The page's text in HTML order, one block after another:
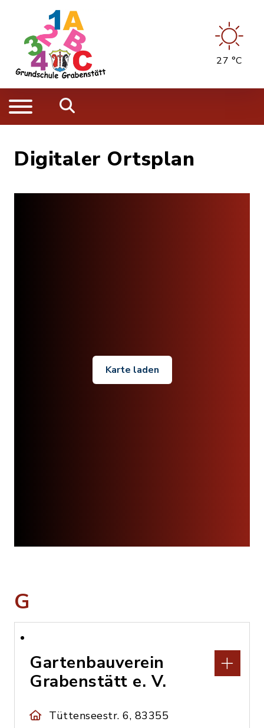
27 °C
Digitaler Ortsplan
Karte laden
G
Gartenbauverein
Grabenstätt e. V.
Tüttenseestr. 6, 83355